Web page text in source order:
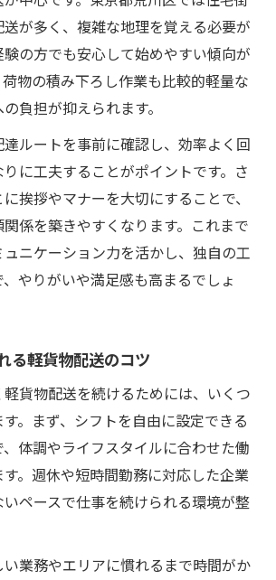
が多く、複雑な地理を覚える必要が
の方でも安心して始めやすい傾向が
物の積み下ろし作業も比較的軽量な
負担が抑えられます。
ルートを事前に確認し、効率よく回
に工夫することがポイントです。さ
挨拶やマナーを大切にすることで、
係を築きやすくなります。これまで
ニケーション力を活かし、独自の工
やりがいや満足感も高まるでしょ
る軽貨物配送のコツ
貨物配送を続けるためには、いくつ
。まず、シフトを自由に設定できる
体調やライフスタイルに合わせた働
。週休や短時間勤務に対応した企業
ペースで仕事を続けられる環境が整
い業務やエリアに慣れるまで時間がか